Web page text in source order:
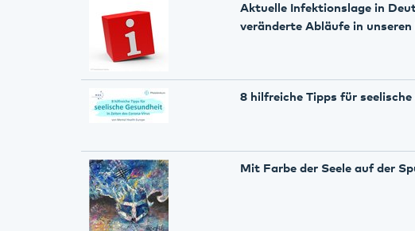
Aktuelle Infektionslage in
veränderte Abläufe in
8 hilfreiche Tipps für
Mit Farbe der Seele auf der